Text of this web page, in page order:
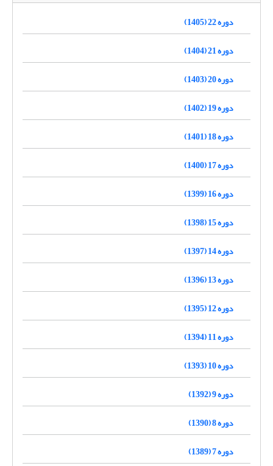
دوره 22 (1405)
دوره 21 (1404)
دوره 20 (1403)
دوره 19 (1402)
دوره 18 (1401)
دوره 17 (1400)
دوره 16 (1399)
دوره 15 (1398)
دوره 14 (1397)
دوره 13 (1396)
دوره 12 (1395)
دوره 11 (1394)
دوره 10 (1393)
دوره 9 (1392)
دوره 8 (1390)
دوره 7 (1389)